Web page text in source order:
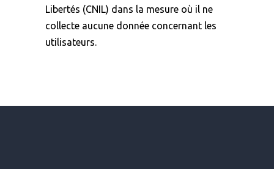
Libertés (CNIL) dans la mesure où il ne
collecte aucune donnée concernant les
utilisateurs.